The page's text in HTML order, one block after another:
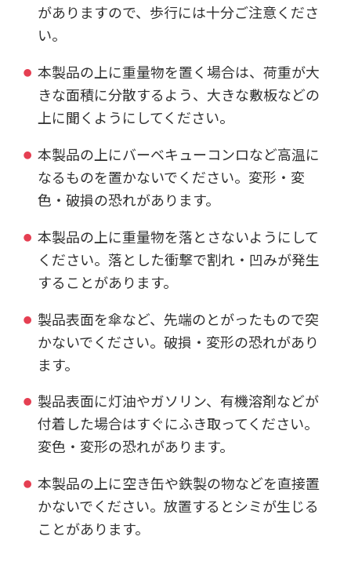
がありますので、歩行には十分ご注意くださ
い。
本製品の上に重量物を置く場合は、荷重が大
きな面積に分散するよう、大きな敷板などの
上に聞くようにしてください。
本製品の上にバーベキューコンロなど高温に
なるものを置かないでください。変形・変
色・破損の恐れがあります。
本製品の上に重量物を落とさないようにして
ください。落とした衝撃で割れ・凹みが発生
することがあります。
製品表面を傘など、先端のとがったもので突
かないでください。破損・変形の恐れがあり
ます。
製品表面に灯油やガソリン、有機溶剤などが
付着した場合はすぐにふき取ってください。
変色・変形の恐れがあります。
本製品の上に空き缶や鉄製の物などを直接置
かないでください。放置するとシミが生じる
ことがあります。